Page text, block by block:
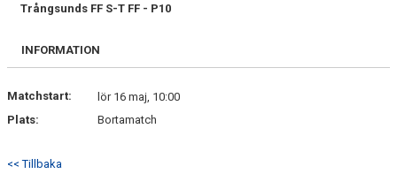
KONTAKT
HITTA HIT
FAQ
Trångsunds FF S-T FF - P10
INFORMATION
Matchstart:
lör 16 maj, 10:00
Plats:
Bortamatch
<< Tillbaka